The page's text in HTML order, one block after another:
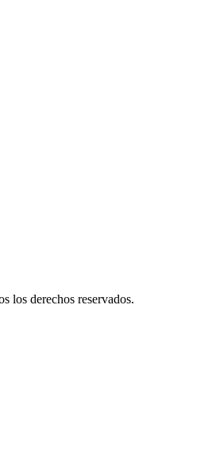
los derechos reservados.